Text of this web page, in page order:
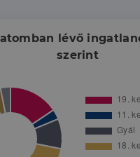
életük egyik - ha
döntésének
lévő
szerint